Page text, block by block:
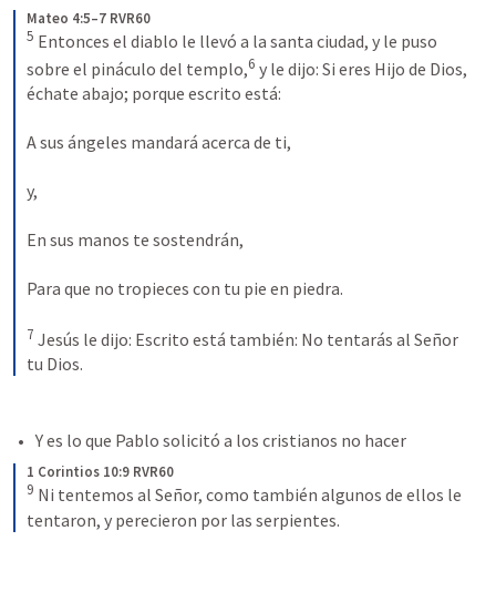
Mateo 4:5–7 RVR60
5 Entonces el diablo le llevó a la santa ciudad, y le puso
sobre el pináculo del templo,6 y le dijo: Si eres Hijo de Dios,
échate abajo; porque escrito está:
A sus ángeles mandará acerca de ti,
y,
En sus manos te sostendrán,
Para que no tropieces con tu pie en piedra.
7 Jesús le dijo: Escrito está también: No tentarás al Señor
tu Dios.
Y es lo que Pablo solicitó a los cristianos no hacer
1 Corintios 10:9 RVR60
9 Ni tentemos al Señor, como también algunos de ellos le
tentaron, y perecieron por las serpientes.